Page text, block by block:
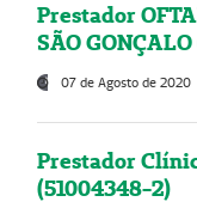
Prestador
SÃO
07 de Agosto de 2020
Prestador
(51004348-2)